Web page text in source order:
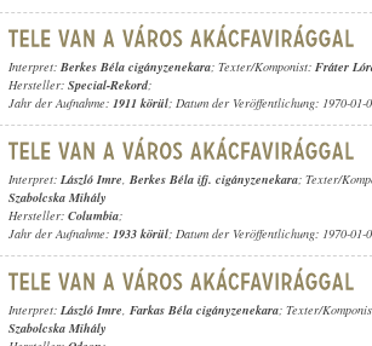
Interpret: Berkes Béla cigányzenekara; Texter/Komponist: Fráter
Hersteller: Special-Rekord;
Jahr der Aufnahme: 1911 körül; Datum der Veröffentlichung: 1970-01-
Interpret: László Imre, Berkes Béla ifj. cigányzenekara; Texter/
Szabolcska Mihály
Hersteller: Columbia;
Jahr der Aufnahme: 1933 körül; Datum der Veröffentlichung: 1970-01-
Interpret: László Imre, Farkas Béla cigányzenekara; Texter/
Szabolcska Mihály